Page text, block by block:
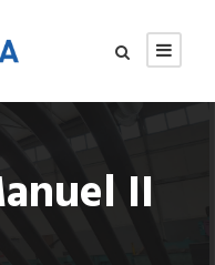
II